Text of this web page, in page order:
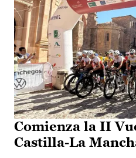
Comienza la II
Castilla-La